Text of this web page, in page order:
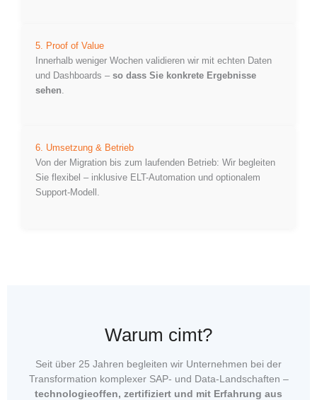
5. Proof of Value
Innerhalb weniger Wochen validieren wir mit echten Daten
und Dashboards – so dass Sie konkrete Ergebnisse
sehen.
6. Umsetzung & Betrieb
Von der Migration bis zum laufenden Betrieb: Wir begleiten
Sie flexibel – inklusive ELT-Automation und optionalem
Support-Modell.
Warum cimt?
Seit über 25 Jahren begleiten wir Unternehmen bei der
Transformation komplexer SAP- und Data-Landschaften –
technologieoffen, zertifiziert und mit Erfahrung aus